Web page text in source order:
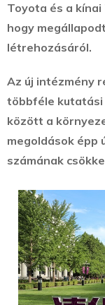
Toyota és a
hogy
létrehozásáról.
Az új intézmény
többféle kutatási
között a
megoldások épp
számának